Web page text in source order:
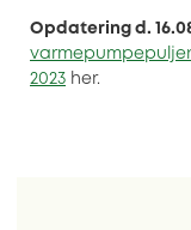
Opdatering d.
2023 her.